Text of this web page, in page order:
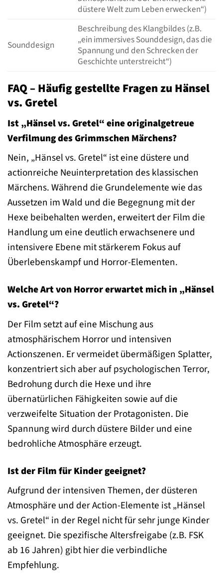
düstere Welt zum Leben erwecken“)
Sounddesign
Beschreibung des Klangbildes (z.B.
„ein immersives Sounddesign, das die
Spannung und den Schrecken der
Geschichte unterstreicht“)
FAQ – Häufig gestellte Fragen zu Hänsel
vs. Gretel
Ist „Hänsel vs. Gretel“ eine originalgetreue
Verfilmung des Grimmschen Märchens?
Nein, „Hänsel vs. Gretel“ ist eine düstere und
actionreiche Neuinterpretation des klassischen
Märchens. Während die Grundelemente wie das
Aussetzen im Wald und die Begegnung mit der
Hexe beibehalten werden, erweitert der Film die
Handlung um eine deutlich erwachsenere und
intensivere Ebene mit stärkerem Fokus auf
Überlebenskampf und Horror-Elementen.
Welche Art von Horror erwartet mich in „Hänsel
vs. Gretel“?
Der Film setzt auf eine Mischung aus
atmosphärischem Horror und intensiven
Actionszenen. Er vermeidet übermäßigen Splatter,
konzentriert sich aber auf psychologischen Terror,
Bedrohung durch die Hexe und ihre
übernatürlichen Fähigkeiten sowie auf die
verzweifelte Situation der Protagonisten. Die
Spannung wird durch düstere Bilder und eine
bedrohliche Atmosphäre erzeugt.
Ist der Film für Kinder geeignet?
Aufgrund der intensiven Themen, der düsteren
Atmosphäre und der Action-Elemente ist „Hänsel
vs. Gretel“ in der Regel nicht für sehr junge Kinder
geeignet. Die spezifische Altersfreigabe (z.B. FSK
ab 16 Jahren) gibt hier die verbindliche
Empfehlung.